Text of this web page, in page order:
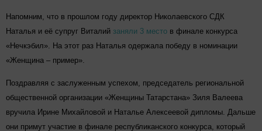
Напомним, что в прошлом году директор Николаевского СДК
Наталья и её супруг Виталий заняли 3 место в финале конкурса
«Нечкэбил». На этот раз Наталья одержала победу в номинации
«Женщина – пример».
Поздравляя с заслуженным успехом, председатель региональной
общественной организации «Женщины Татарстана» Зиля Валеева
вручила Ирине Михайловой и Наталье Алексеевой дипломы. Дальше
они примут участие в финале республиканского конкурса, который